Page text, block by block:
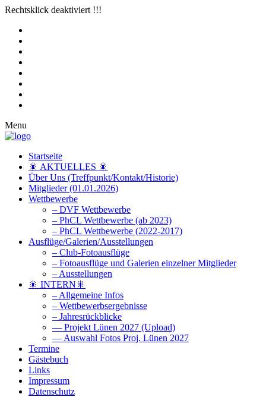
Rechtsklick deaktiviert !!!
Menu
Startseite
🎇 AKTUELLES 🎇
Über Uns (Treffpunkt/Kontakt/Historie)
Mitglieder (01.01.2026)
Wettbewerbe
– DVF Wettbewerbe
– PhCL Wettbewerbe (ab 2023)
– PhCL Wettbewerbe (2022-2017)
Ausflüge/Galerien/Ausstellungen
– Club-Fotoausflüge
– Fotoausflüge und Galerien einzelner Mitglieder
– Ausstellungen
🎇 INTERN🎇
– Allgemeine Infos
– Wettbewerbsergebnisse
– Jahresrückblicke
— Projekt Lünen 2027 (Upload)
— Auswahl Fotos Proj. Lünen 2027
Termine
Gästebuch
Links
Impressum
Datenschutz